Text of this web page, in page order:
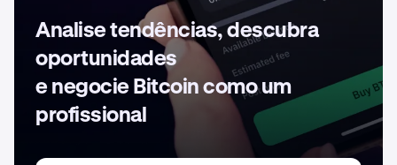
Analise tendências, descubra
oportunidades
e negocie Bitcoin como um
profissional